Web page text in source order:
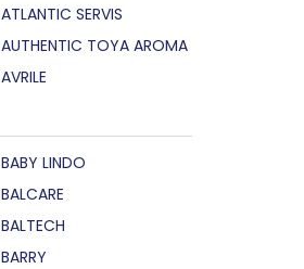
ATLANTIC SERVIS
AUTHENTIC TOYA AROMA
AVRILE
BABY LINDO
BALCARE
BALTECH
BARRY